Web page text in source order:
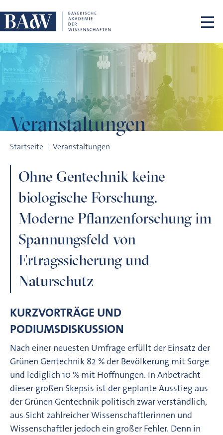
Veranstaltungen
Startseite Veranstaltungen
Ohne Gentechnik keine
biologische Forschung.
Moderne Pflanzenforschung im
Spannungsfeld von
Ertragssicherung und
Naturschutz
KURZVORTRÄGE UND
PODIUMSDISKUSSION
Nach einer neuesten Umfrage erfüllt der Einsatz der
Grünen Gentechnik 82 % der Bevölkerung mit Sorge
und lediglich 10 % mit Hoffnungen. In Anbetracht
dieser großen Skepsis ist der geplante Ausstieg aus
der Grünen Gentechnik politisch zwar verständlich,
aus Sicht zahlreicher Wissenschaftlerinnen und
Wissenschaftler jedoch ein großer Fehler. Denn in